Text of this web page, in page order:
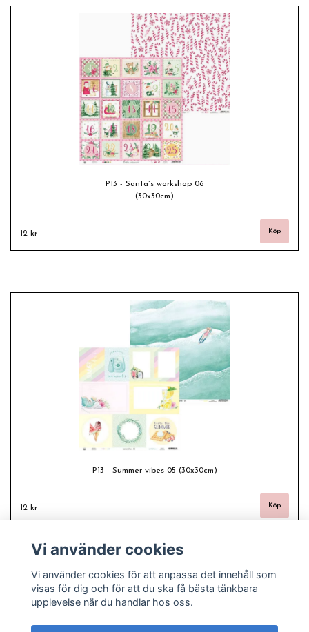
P13 - Santa´s workshop 06
(30x30cm)
12 kr
P13 - Summer vibes 05 (30x30cm)
12 kr
Vi använder cookies
Vi använder cookies för att anpassa det innehåll som
visas för dig och för att du ska få bästa tänkbara
upplevelse när du handlar hos oss.